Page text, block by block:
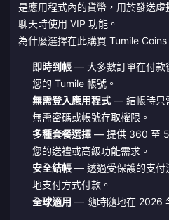
是應用程式內的貨幣，用於發送
聊天時使用 VIP 功能。
為什麼選擇在此購買 Tumile Coins
即時到帳— 大多數訂單在付款
您的 Tumile 帳號。
無需登入應用程式— 結帳時只
無需密碼或帳號存取權限。
多種套餐選擇— 提供 360 至
您的送禮或高級功能需求。
安全結帳— 透過受保護的支付
地支付方式付款。
全球適用 — 隨時隨地在 2026